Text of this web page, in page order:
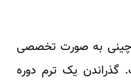
چینی به صورت تخصصی
گذراندن یک ترم دوره